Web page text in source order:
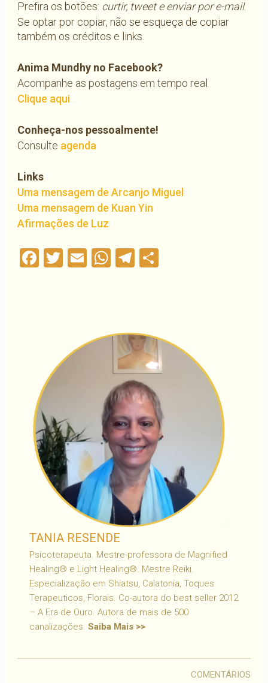
Prefira os botões: curtir, tweet e enviar por e-mail.
Se optar por copiar, não se esqueça de copiar
também os créditos e links.
Anima Mundhy no Facebook?
Acompanhe as postagens em tempo real
Clique aqui
Conheça-nos pessoalmente!
Consulte agenda
Links
Uma mensagem de Arcanjo Miguel
Uma mensagem de Kuan Yin
Afirmações de Luz
Facebook
Twitter
EmailWhatsApp
Telegram
TANIA RESENDE
Psicoterapeuta. Mestre-professora de Magnified
Healing® e Light Healing®. Mestre Reiki.
Especialização em Shiatsu, Calatonia, Toques
Terapeuticos, Florais. Co-autora do best seller 2012
– A Era de Ouro. Autora de mais de 500
canalizações. Saiba Mais >>
COMENTÁRIOS